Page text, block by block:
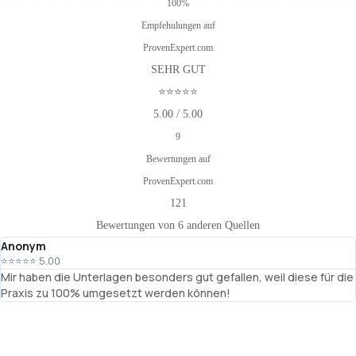
100%
Empfehulungen auf
ProvenExpert.com
SEHR GUT
⭐⭐⭐⭐⭐
5.00 / 5.00
9
Bewertungen auf
ProvenExpert.com
121
Bewertungen von 6 anderen Quellen
Anonym
⭐⭐⭐⭐⭐ 5.00
Mir haben die Unterlagen besonders gut gefallen, weil diese für die
Praxis zu 100% umgesetzt werden können!